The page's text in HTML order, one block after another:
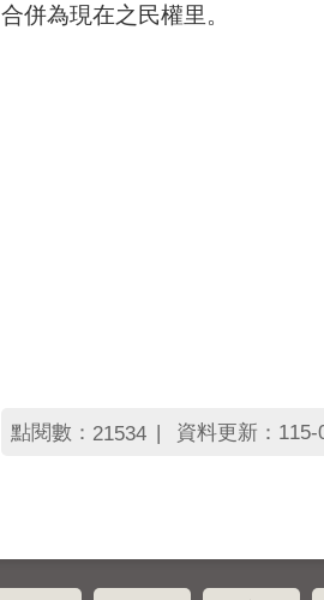
合併為現在之民權里。
點閱數： 21534 資料更新：115-